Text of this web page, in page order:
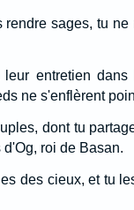
sages, tu
entretien
ne s'enflèrent
dont tu
roi de Basan.
des cieux, et tu